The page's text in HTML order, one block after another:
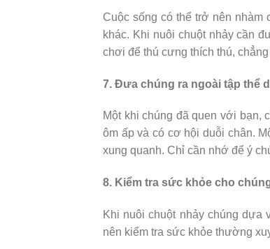
Cuộc sống có thể trở nên nhàm
khác. Khi nuôi chuột nhảy cần
chơi để thú cưng thích thú,
7. Đưa chúng ra ngoài tập thể
Một khi chúng đã quen với bạn,
ôm ấp và có cơ hội duỗi chân.
xung quanh. Chỉ cần nhớ để ý
8. Kiểm tra sức khỏe cho
Khi nuôi chuột nhảy chúng dựa
nên kiểm tra sức khỏe thường